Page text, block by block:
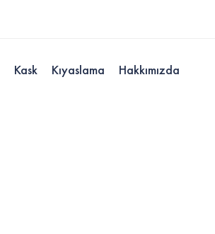
Kask Kıyaslama Hakkımızda